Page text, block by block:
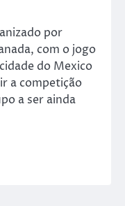
por
com o jogo
do Mexico
a competição
a ser ainda